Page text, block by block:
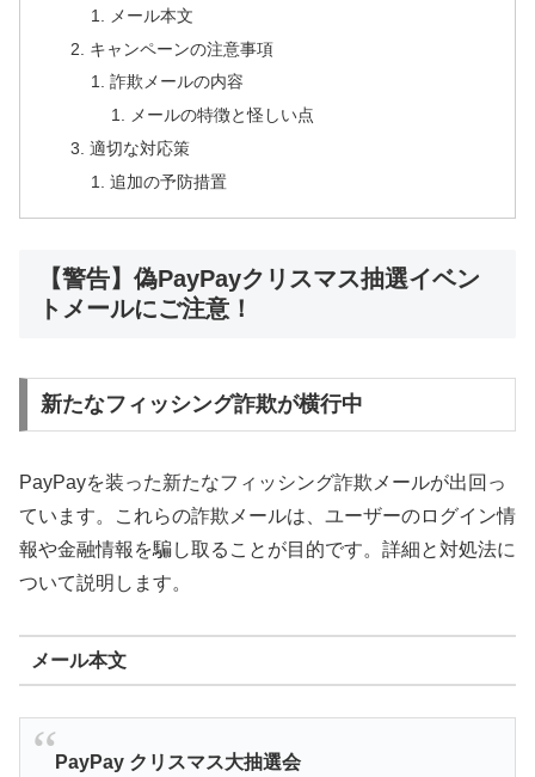
メール本文
キャンペーンの注意事項
詐欺メールの内容
メールの特徴と怪しい点
適切な対応策
追加の予防措置
【警告】偽PayPayクリスマス抽選イベン
トメールにご注意！
新たなフィッシング詐欺が横行中
PayPayを装った新たなフィッシング詐欺メールが出回っ
ています。これらの詐欺メールは、ユーザーのログイン情
報や金融情報を騙し取ることが目的です。詳細と対処法に
ついて説明します。
メール本文
PayPay クリスマス大抽選会